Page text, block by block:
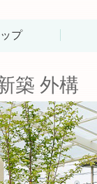
プ
築 外構